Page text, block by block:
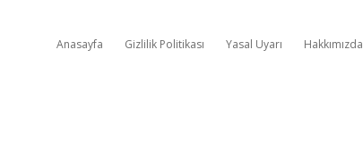
Anasayfa Gizlilik Politikası Yasal Uyarı Hakkımızda